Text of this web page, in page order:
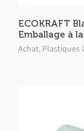
ECOKRAFT
Emballage à
Achat, Plastiques